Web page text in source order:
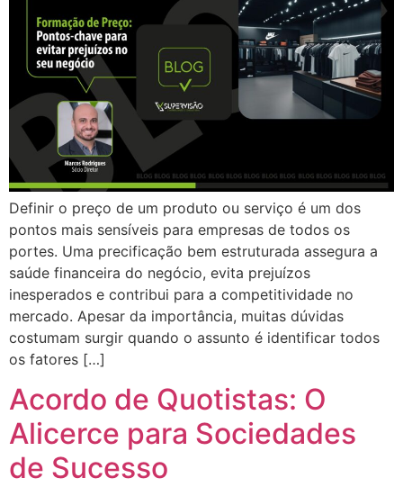
Definir o preço de um produto ou serviço é um dos
pontos mais sensíveis para empresas de todos os
portes. Uma precificação bem estruturada assegura a
saúde financeira do negócio, evita prejuízos
inesperados e contribui para a competitividade no
mercado. Apesar da importância, muitas dúvidas
costumam surgir quando o assunto é identificar todos
os fatores […]
Acordo de Quotistas: O
Alicerce para Sociedades
de Sucesso